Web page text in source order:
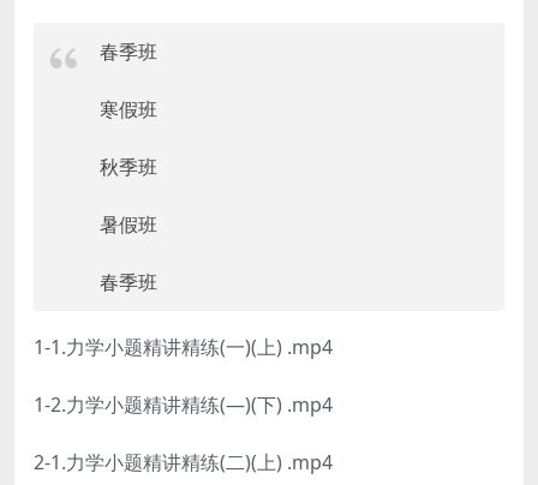
春季班
寒假班
秋季班
暑假班
春季班
1-1.力学小题精讲精练(一)(上) .mp4
1-2.力学小题精讲精练(—)(下) .mp4
2-1.力学小题精讲精练(二)(上) .mp4